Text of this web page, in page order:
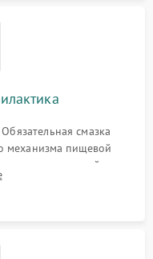
смазка
механизма пищевой
программной
от кофейных масел.